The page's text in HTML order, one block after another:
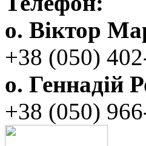
о. Віктор
+38 (050)‭
о. Геннадій
+38 (050)‭